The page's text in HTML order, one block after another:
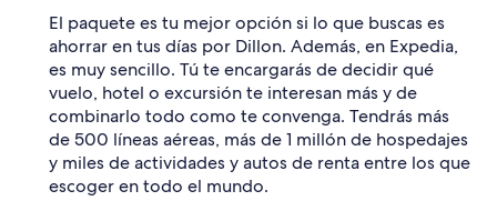
El paquete es tu mejor opción si lo que buscas es
ahorrar en tus días por Dillon. Además, en Expedia,
es muy sencillo. Tú te encargarás de decidir qué
vuelo, hotel o excursión te interesan más y de
combinarlo todo como te convenga. Tendrás más
de 500 líneas aéreas, más de 1 millón de hospedajes
y miles de actividades y autos de renta entre los que
escoger en todo el mundo.